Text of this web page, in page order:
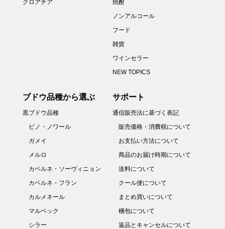
クロアチア
焼酎
ノンアルコール
フード
雑貨
ワインセラー
NEW TOPICS
ブドウ品種から選ぶ
黒ブドウ品種
ピノ・ノワール
ガメイ
メルロ
カベルネ・ソーヴィニョン
カベルネ・フラン
カルメネール
マルベック
シラー
サポート
通信販売法に基づく表記
販売価格・消費税について
お支払い方法について
商品のお届け時期について
送料について
クール便について
まとめ買いについて
梱包について
返品とキャンセルについて